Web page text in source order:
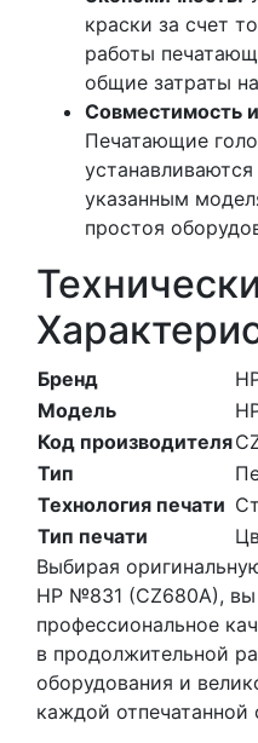
краски за счет
работы
общие затраты
Совместимость
Печатающие
указанным
простоя
Бренд
Модель
Код производителя
Тип
Технология печати
Тип печати
Выбирая
HP №831 (CZ680A),
профессиональное
в продолжительной
оборудования и
каждой отпечатанной